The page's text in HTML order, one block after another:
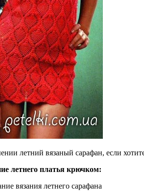
летний вязаный сарафан, если
летнего платья крючком: